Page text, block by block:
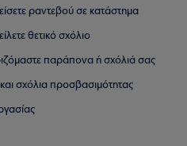
ραντεβού σε κατάστημα
θετικό σχόλιο
παράπονα ή σχόλιά σας
και σχόλια προσβασιμότητας